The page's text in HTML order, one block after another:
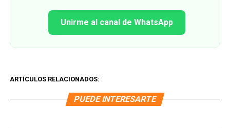
Unirme al canal de WhatsApp
ARTÍCULOS RELACIONADOS:
PUEDE INTERESARTE